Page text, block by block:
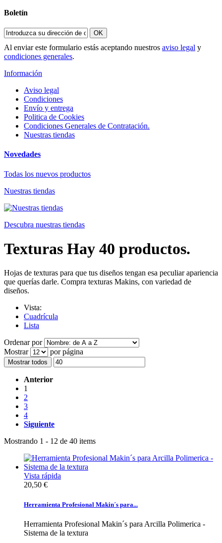
Boletín
OK
Al enviar este formulario estás aceptando nuestros aviso legal y
condiciones generales.
Información
Aviso legal
Condiciones
Envío y entrega
Politica de Cookies
Condiciones Generales de Contratación.
Nuestras tiendas
Novedades
Todas los nuevos productos
Nuestras tiendas
Descubra nuestras tiendas
Texturas Hay 40 productos.
Hojas de texturas para que tus diseños tengan esa peculiar apariencia
que querías darle. Compra texturas Makins, con variedad de
diseños.
Vista:
Cuadrícula
Lista
Ordenar por
Mostrar
por página
Mostrar todos
Anterior
1
2
3
4
Siguiente
Mostrando 1 - 12 de 40 items
Vista rápida
20,50 €
Herramienta Profesional Makin´s para...
Herramienta Profesional Makin´s para Arcilla Polimerica -
Sistema de la textura